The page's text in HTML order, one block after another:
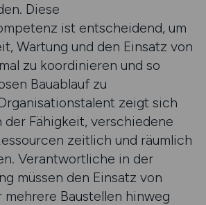
Diese
ist entscheidend, um
Wartung und den Einsatz von
zu koordinieren und so
Bauablauf zu
zeigt sich
der Fähigkeit, verschiedene
zeitlich und räumlich
Verantwortliche in der
müssen den Einsatz von
mehrere Baustellen hinweg